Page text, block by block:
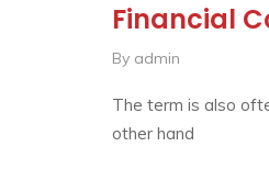
Financial
By admin
The term is also
other hand